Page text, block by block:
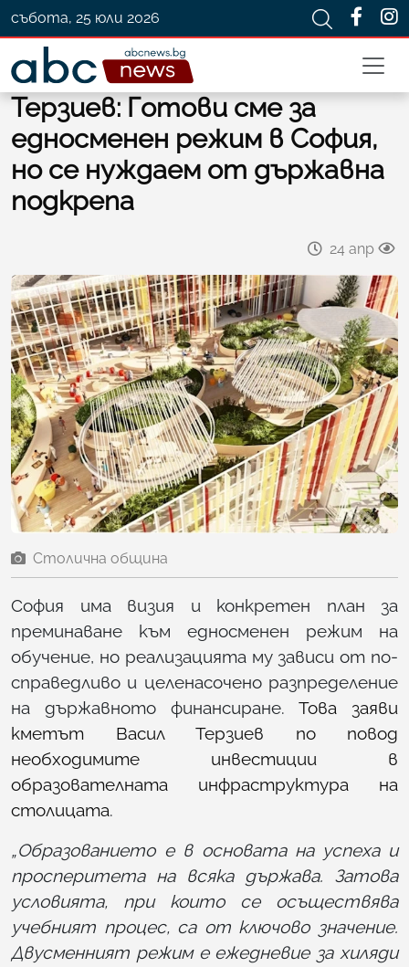
събота, 25 юли 2026
Терзиев: Готови сме за
едносменен режим в София,
но се нуждаем от държавна
подкрепа
24 апр
Столична община
София има визия и конкретен план за
преминаване към едносменен режим на
обучение, но реализацията му зависи от по-
справедливо и целенасочено разпределение
на държавното финансиране.Това заяви
кметът Васил Терзиев по повод
необходимите инвестиции в
образователната инфраструктура на
столицата.
„Образованието е в основата на успеха и
просперитета на всяка държава. Затова
условията, при които се осъществява
учебният процес, са от ключово значение.
Двусменният режим е ежедневие за хиляди